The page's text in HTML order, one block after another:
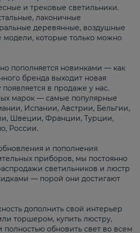
и трековые светильники.
лаконичные
деревянные, воздушные
которые только можно
пополняется новинками — как
бренда выходит новая
появляется в продаже у нас.
марок — самые популярные
Испании, Австрии, Бельгии,
Швеции, Франции, Турции,
России.
и пополнения
приборов, мы постоянно
светильников и люстр
— порой они достигают
дополнить свой интерьер
торшером, купить люстру,
полностью обновить свет во всем